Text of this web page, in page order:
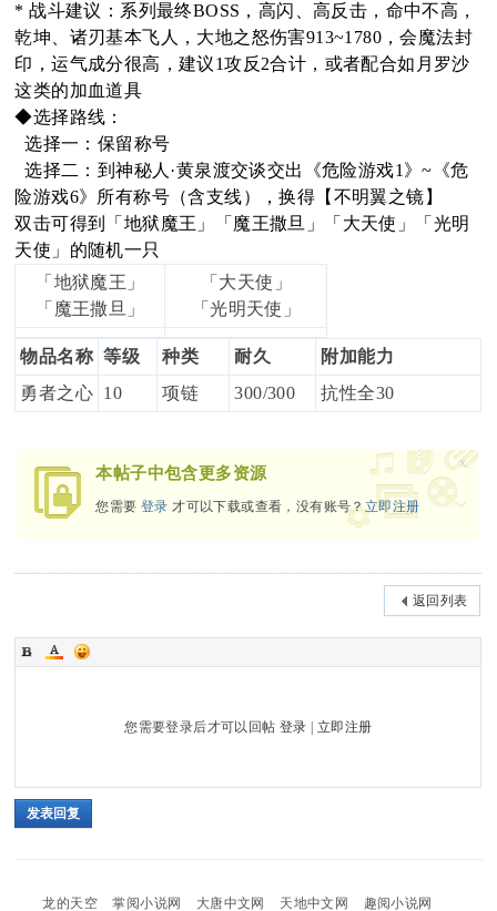
* 战斗建议：系列最终BOSS，高闪、高反击，命中不高，
乾坤、诸刃基本飞人，大地之怒伤害913~1780，会魔法封
印，运气成分很高，建议1攻反2合计，或者配合如月罗沙
这类的加血道具
◆选择路线：
选择一：保留称号
选择二：到神秘人·黄泉渡交谈交出《危险游戏1》~《危
险游戏6》所有称号（含支线），换得【不明翼之镜】
双击可得到「地狱魔王」「魔王撒旦」「大天使」「光明
天使」的随机一只
「地狱魔王」
「魔王撒旦」
「大天使」
「光明天使」
物品名称 等级 种类 耐久
附加能力
勇者之心 10 项链 300/300 抗性全30
本帖子中包含更多资源
您需要登录 才可以下载或查看，没有账号？立即注册
x
返回列表
您需要登录后才可以回帖登录 |立即注册
发表回复
龙的天空 掌阅小说网 大唐中文网 天地中文网 趣阅小说网